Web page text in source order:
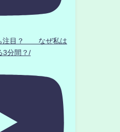
注目？ なぜ私は
3分間？/